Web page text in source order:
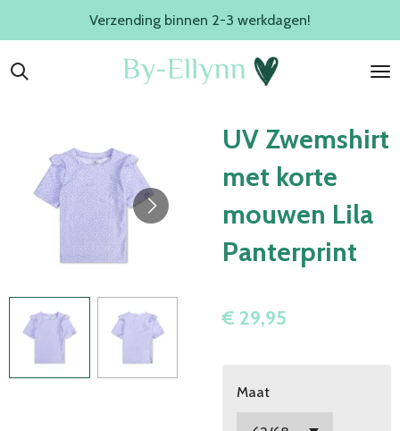
naar
Verzending binnen 2-3 werkdagen!
UV Zwemshirt
met korte
mouwen Lila
Panterprint
€ 29,95
Maat